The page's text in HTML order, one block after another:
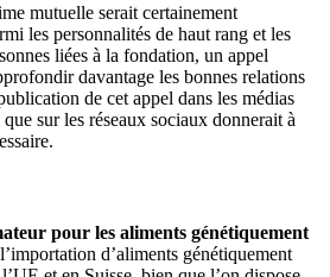
mutuelle serait certainement
les personnalités de haut rang et les
liées à la fondation, un appel
davantage les bonnes relations
de cet appel dans les médias
sur les réseaux sociaux donnerait à
pour les aliments génétiquement
d’aliments génétiquement